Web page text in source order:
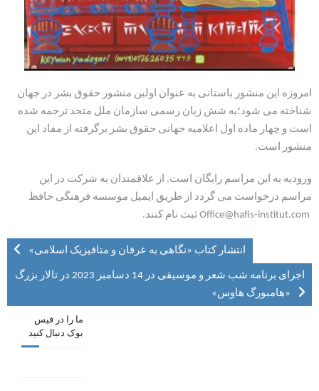
امروزه این منشور باستانی به عنوان اولین منشور حقوق بشر در جهان
شناخته می شود؛به شش زبان رسمی سازمان ملل متحد ترجمه شده
است و چهار ماده اول اعلامیه جهانی حقوق بشر برگرفته از مفاد این
منشور است.
ورودیه به این مراسم رایگان است. از علاقمندان به شرکت در این
مراسم درخواست می گردد از طریق ایمیل موسسه فرهنگی حافظ
انتشار کتاب «نگاهی به عرفان و متافیزیک اسلامی»
اجرای برنامه شب شعر و موسیقی در 14 دسامبر 2023 در تالار بزرگ
«هامبورگ هاوس»
ما را در فیس
بوک دنبال کنید